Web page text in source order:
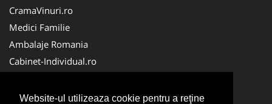
Website-ul utilizeaza cookie pentru a reţine
CramaVinuri.ro
Medici Familie
Ambalaje Romania
Cabinet-Individual.ro
CentruInchirieri.ro